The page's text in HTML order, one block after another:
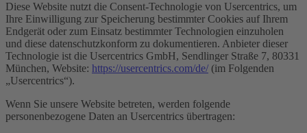
Diese Website nutzt die Consent-Technologie von Usercentrics, um
Ihre Einwilligung zur Speicherung bestimmter Cookies auf Ihrem
Endgerät oder zum Einsatz bestimmter Technologien einzuholen
und diese datenschutzkonform zu dokumentieren. Anbieter dieser
Technologie ist die Usercentrics GmbH, Sendlinger Straße 7, 80331
München, Website: https://usercentrics.com/de/ (im Folgenden
„Usercentrics“).
Wenn Sie unsere Website betreten, werden folgende
personenbezogene Daten an Usercentrics übertragen: